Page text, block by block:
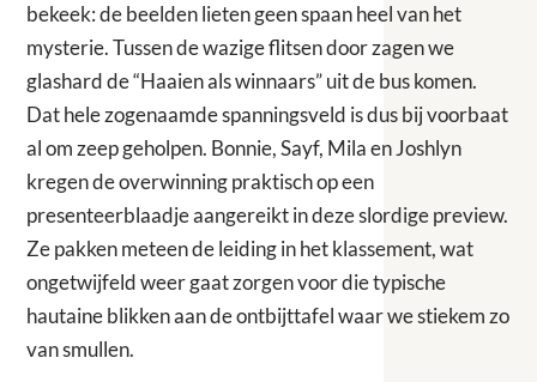
bekeek: de beelden lieten geen spaan heel van het
mysterie. Tussen de wazige flitsen door zagen we
glashard de “Haaien als winnaars” uit de bus komen.
Dat hele zogenaamde spanningsveld is dus bij voorbaat
al om zeep geholpen. Bonnie, Sayf, Mila en Joshlyn
kregen de overwinning praktisch op een
presenteerblaadje aangereikt in deze slordige preview.
Ze pakken meteen de leiding in het klassement, wat
ongetwijfeld weer gaat zorgen voor die typische
hautaine blikken aan de ontbijttafel waar we stiekem zo
van smullen.